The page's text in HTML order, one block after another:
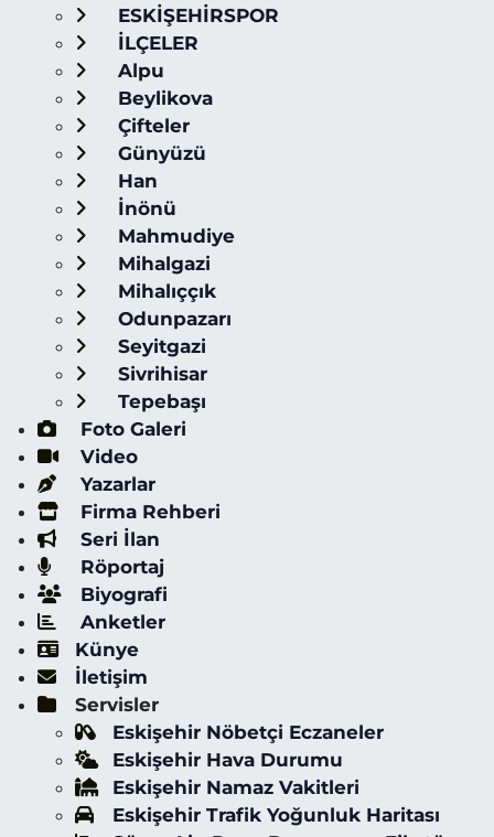
ESKİŞEHİRSPOR
İLÇELER
Alpu
Beylikova
Çifteler
Günyüzü
Han
İnönü
Mahmudiye
Mihalgazi
Mihalıççık
Odunpazarı
Seyitgazi
Sivrihisar
Tepebaşı
Foto Galeri
Video
Yazarlar
Firma Rehberi
Seri İlan
Röportaj
Biyografi
Anketler
Künye
İletişim
Servisler
Eskişehir Nöbetçi Eczaneler
Eskişehir Hava Durumu
Eskişehir Namaz Vakitleri
Eskişehir Trafik Yoğunluk Haritası